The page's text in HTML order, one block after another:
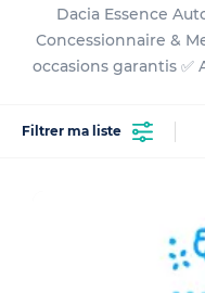
Dacia Essence
Concessionnaire &
occasions garantis
Filtrer ma liste